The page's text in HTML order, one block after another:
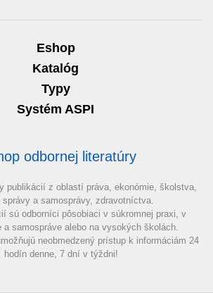
Eshop
Katalóg
Typy
Systém ASPI
odbornej literatúry
publikácií z oblastí práva, ekonómie, školstva,
správy a samosprávy, zdravotníctva.
sú odborníci pôsobiaci v súkromnej praxi, v
a samospráve alebo na vysokých školách.
neobmedzený prístup k informáciám 24
hodín denne, 7 dní v týždni!